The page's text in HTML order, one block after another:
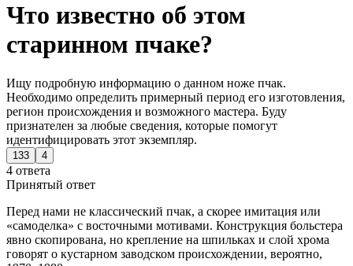
Что известно об этом
старинном пчаке?
Ищу подробную информацию о данном ноже пчак.
Необходимо определить примерный период его изготовления,
регион происхождения и возможного мастера. Буду
признателен за любые сведения, которые помогут
идентифицировать этот экземпляр.
133 4
4 ответа
Принятый ответ
Перед нами не классический пчак, а скорее имитация или
«самоделка» с восточными мотивами. Конструкция больстера
явно скопирована, но крепление на шпильках и слой хрома
говорят о кустарном заводском происхождении, вероятно,